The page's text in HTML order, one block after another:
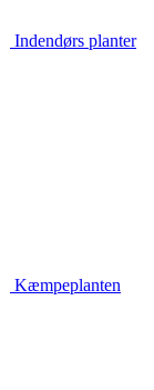
Indendørs planter
Kæmpeplanten